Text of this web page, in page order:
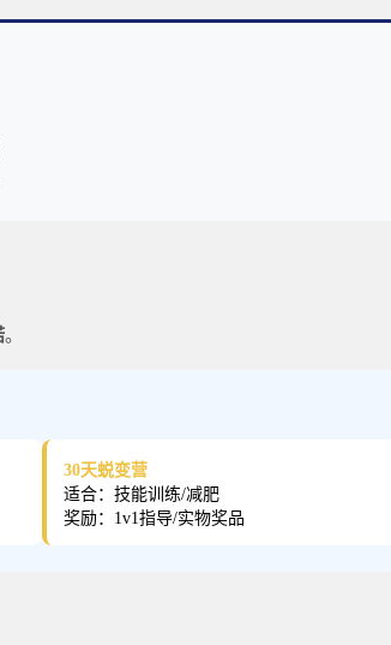
。
30天蜕变营
适合：技能训练/减肥
奖励：1v1指导/实物奖品